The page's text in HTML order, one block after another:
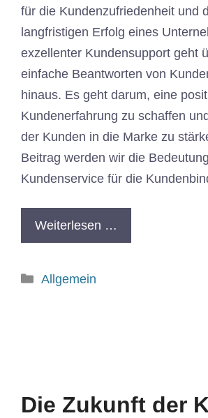
für die Kundenzufriedenheit und
langfristigen Erfolg eines
exzellenter Kundensupport geht
einfache Beantworten von
hinaus. Es geht darum, eine
Kundenerfahrung zu schaffen
der Kunden in die Marke zu
Beitrag werden wir die
Kundenservice für die
Weiterlesen …
Allgemein
Die Zukunft der